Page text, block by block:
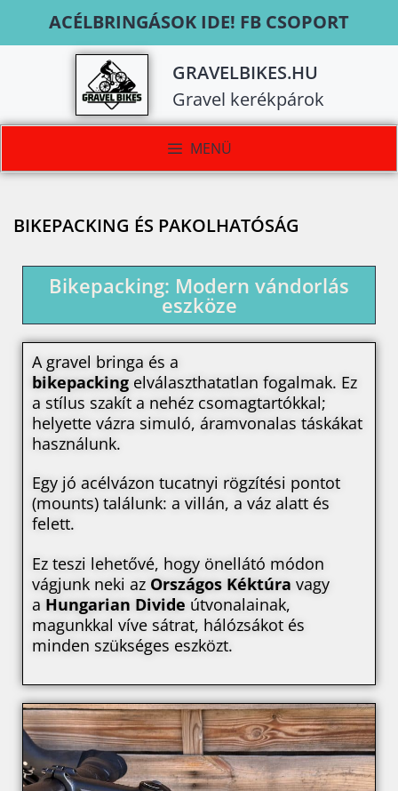
ACÉLBRINGÁSOK IDE! FB CSOPORT
GRAVELBIKES.HU
Gravel kerékpárok
MENÜ
BIKEPACKING ÉS PAKOLHATÓSÁG
Bikepacking: Modern vándorlás
eszköze
A gravel bringa és a
bikepacking elválaszthatatlan fogalmak. Ez
a stílus szakít a nehéz csomagtartókkal;
helyette vázra simuló, áramvonalas táskákat
használunk.
Egy jó acélvázon tucatnyi rögzítési pontot
(mounts) találunk: a villán, a váz alatt és
felett.
Ez teszi lehetővé, hogy önellátó módon
vágjunk neki az Országos Kéktúra vagy
a Hungarian Divide útvonalainak,
magunkkal víve sátrat, hálózsákot és
minden szükséges eszközt.